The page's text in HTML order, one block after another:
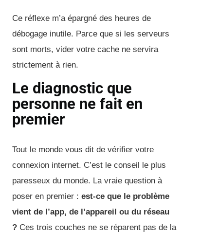
Ce réflexe m’a épargné des heures de
débogage inutile. Parce que si les serveurs
sont morts, vider votre cache ne servira
strictement à rien.
Le diagnostic que
personne ne fait en
premier
Tout le monde vous dit de vérifier votre
connexion internet. C’est le conseil le plus
paresseux du monde. La vraie question à
poser en premier : est-ce que le problème
vient de l’app, de l’appareil ou du réseau
? Ces trois couches ne se réparent pas de la